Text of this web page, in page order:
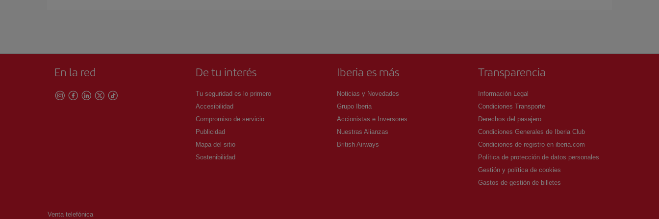
En la red De tu interés
Tu seguridad es lo primero
Accesibilidad
Compromiso de servicio
Publicidad
Mapa del sitio
Sostenibilidad
Iberia es más
Noticias y Novedades
Grupo Iberia
Accionistas e Inversores
Nuestras Alianzas
British Airways
Transparencia
Información Legal
Condiciones Transporte
Derechos del pasajero
Condiciones Generales de Iberia Club
Condiciones de registro en iberia.com
Política de protección de datos personales
Gestión y política de cookies
Gastos de gestión de billetes
Venta telefónica